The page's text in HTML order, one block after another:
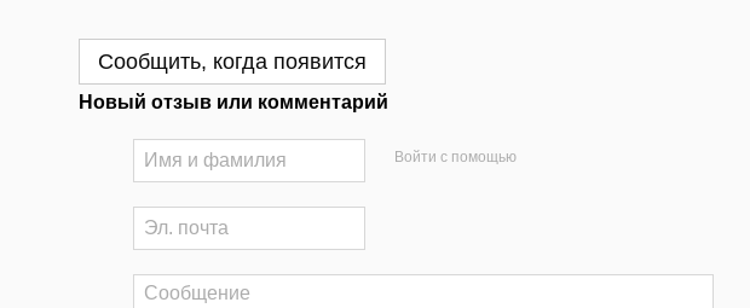
Сообщить, когда появится
Новый отзыв или комментарий
Войти с помощью